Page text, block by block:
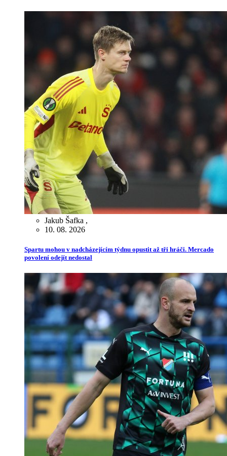
Jakub Šafka ,
10. 08. 2026
Spartu mohou v nadcházejícím týdnu opustit až tři hráči. Mercado
povolení odejít nedostal